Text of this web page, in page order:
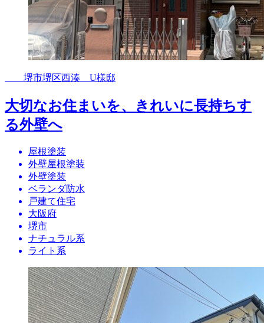
堺市堺区西湊 U様邸
大切なお住まいを、きれいに長持ちす
る外壁へ
屋根塗装
外壁屋根塗装
外壁塗装
ベランダ防水
戸建て住宅
大阪府
堺市
ナチュラル系
ライト系